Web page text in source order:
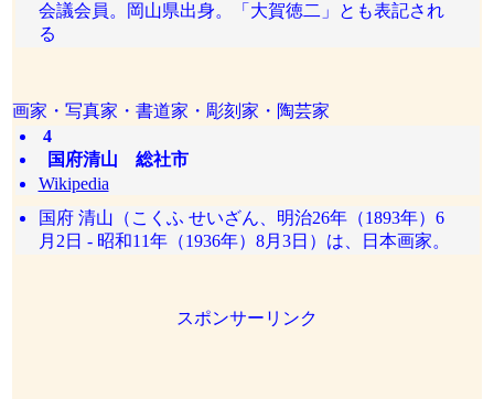
会議会員。岡山県出身。「大賀徳二」とも表記され
る
画家・写真家・書道家・彫刻家・陶芸家
4
国府清山 総社市
Wikipedia
国府 清山（こくふ せいざん、明治26年（1893年）6
月2日 - 昭和11年（1936年）8月3日）は、日本画家。
スポンサーリンク